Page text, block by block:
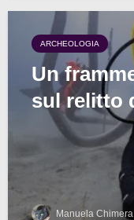
ARCHEOLOGIA
Un
sul relitto
Manuela Chimera